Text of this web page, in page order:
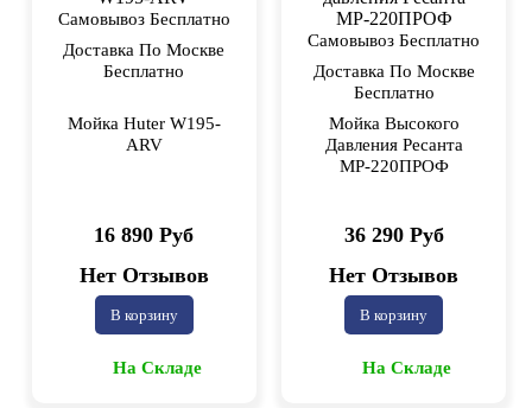
Самовывоз Бесплатно
Доставка По Москве
Бесплатно
Мойка Huter W195-
ARV
16 890 Руб
Нет Отзывов
В корзину
На Складе
Самовывоз Бесплатно
Доставка По Москве
Бесплатно
Мойка Высокого
Давления Ресанта
МР-220ПРОФ
36 290 Руб
Нет Отзывов
В корзину
На Складе